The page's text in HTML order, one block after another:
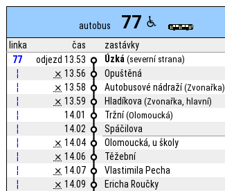
autobus 77
linka čas zastávky
77
odjezd 13.53 Úzká (severní strana)
¦
⨯ 13.56 Opuštěná
¦
⨯ 13.58 Autobusové nádraží(Zvonařka)
¦
⨯ 13.59 Hladíkova(Zvonařka, hlavní)
¦
14.01 Tržní(Olomoucká)
¦
14.02 Spáčilova
¦
⨯ 14.04 Olomoucká, u školy
¦
⨯ 14.06 Těžební
¦
⨯ 14.07 Vlastimila Pecha
¦
⨯ 14.09 Ericha Roučky